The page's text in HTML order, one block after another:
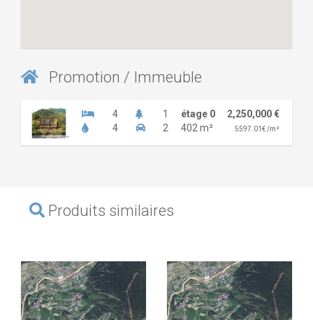
Promotion / Immeuble
4
4
1
2
étage 0
402 m²
2,250,000 €
5597.01€ /m²
Produits similaires